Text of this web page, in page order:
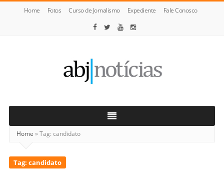
Home Fotos Curso de Jornalismo Expediente Fale Conosco
Notícias
Home »Tag: candidato
Tag: candidato